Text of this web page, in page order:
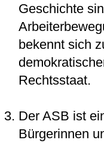
Geschichte
bekennt sich
Rechtsstaat.
Der ASB ist
Bürgerinnen